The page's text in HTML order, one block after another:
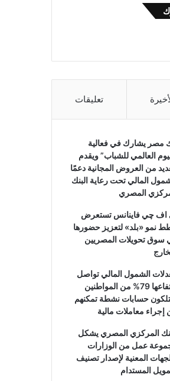
تعليقات
مصر يشارك في فعالية
العالمي للشباب” ويقدم
من العروض المجانية دعمًا
المالي تحت رعاية البنك
المصري
اف چي فاينانس تستعرض
نمو «بلد» لتعزيز حضورها
سوق تحويلات المصريين
الشمول المالي تواصل
ارتفاعها 79% من المواطنين
حسابات نشطة تمكنهم
إجراء معاملات مالية
المركزي المصري يشكل
عمل من الوزارات
المعنية لإصدار تصنيف
المستدام